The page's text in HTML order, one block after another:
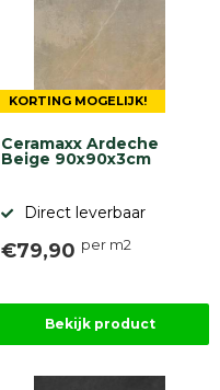
KORTING MOGELIJK!
Ceramaxx Ardeche
Beige 90x90x3cm
Direct leverbaar
€79,90 per m2
Bekijk product